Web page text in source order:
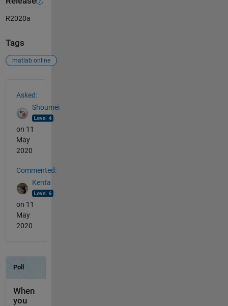
R2020a
Tags
matlab online
Asked:
Shoumei
on 11
May
2020
Commented:
Kenta
on 11
May
2020